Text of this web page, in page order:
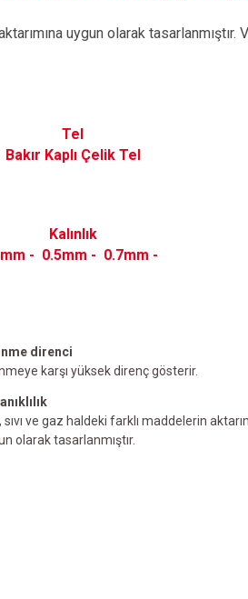
uygun olarak tasarlanmıştır.
Tel
Bakır Kaplı Çelik Tel
Kalınlık
- 0.5mm - 0.7mm -
direnci
karşı yüksek direnç gösterir.
sıvı ve gaz haldeki farklı maddelerin
olarak tasarlanmıştır.